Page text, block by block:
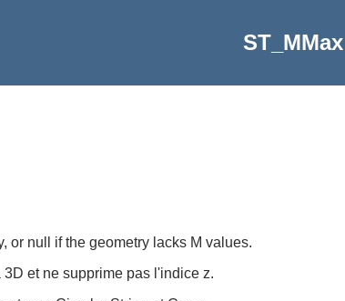
ST_MMax
or null if the geometry lacks M values.
et ne supprime pas l'indice z.